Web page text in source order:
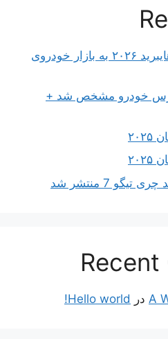
ورود تویوتا کرولا کراس هایبرید ۲۰۲۶ به بازار خودروی
خودرو مشخص شد +
7 منتشر شد
A در Hello world!